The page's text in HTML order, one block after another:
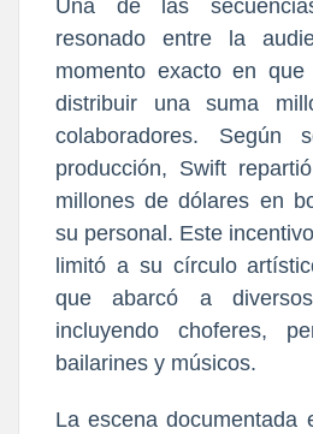
Una de las
resonado entre la
momento exacto en
distribuir una suma
colaboradores.
producción, Swift
millones de dólares en
su personal. Este
limitó a su círculo
que abarcó a diversos
incluyendo choferes,
bailarines y músicos.
La escena documentada